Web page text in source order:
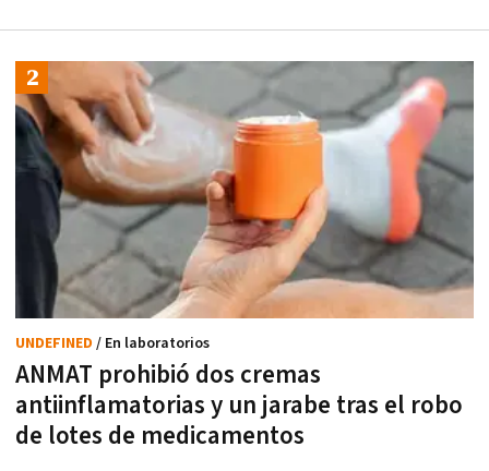
ANMAT prohibió dos cremas
antiinflamatorias y un jarabe tras el robo
de lotes de medicamentos
UNDEFINED / En laboratorios